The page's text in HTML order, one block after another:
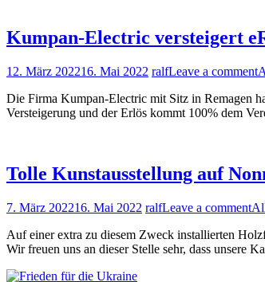
Kumpan-Electric versteigert
12. März 202216. Mai 2022 ralfLeave a comment
Die Firma Kumpan-Electric mit Sitz in Remagen
Versteigerung und der Erlös kommt 100% dem
Tolle Kunstausstellung auf
7. März 202216. Mai 2022 ralfLeave a comment
Auf einer extra zu diesem Zweck installierten
Wir freuen uns an dieser Stelle sehr, dass unsere